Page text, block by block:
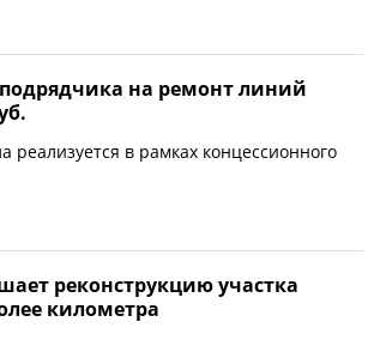
на ремонт линий
реализуется в рамках концессионного
реконструкцию участка
километра